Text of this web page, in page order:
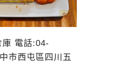
電話:04-
市西屯區四川五